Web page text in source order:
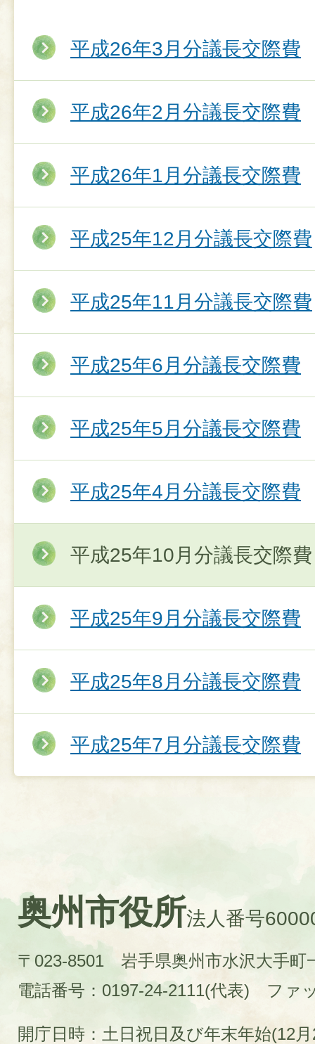
平成26年3月分議長交際費
平成26年2月分議長交際費
平成26年1月分議長交際費
平成25年12月分議長交際費
平成25年11月分議長交際費
平成25年6月分議長交際費
平成25年5月分議長交際費
平成25年4月分議長交際費
平成25年10月分議長交際費
平成25年9月分議長交際費
平成25年8月分議長交際費
平成25年7月分議長交際費
奥州市役所法人番号
〒023-8501 岩手県奥州市水沢大手町
電話番号：0197-24-2111(代表)
ファ
開庁日時：土日祝日及び年末年始(12